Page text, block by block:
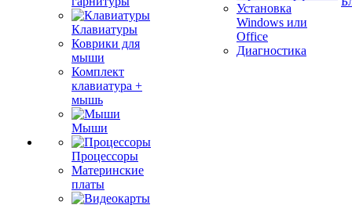
Клавиатуры
Коврики для
мыши
Комплект
клавиатура +
мышь
Мыши
Процессоры
Материнские
платы
Установка
Windows или
Office
Диагностика